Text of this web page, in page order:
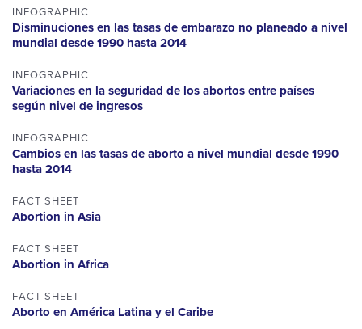
INFOGRAPHIC
Disminuciones en las tasas de embarazo no planeado a nivel
mundial desde 1990 hasta 2014
INFOGRAPHIC
Variaciones en la seguridad de los abortos entre países
según nivel de ingresos
INFOGRAPHIC
Cambios en las tasas de aborto a nivel mundial desde 1990
hasta 2014
FACT SHEET
Abortion in Asia
FACT SHEET
Abortion in Africa
FACT SHEET
Aborto en América Latina y el Caribe